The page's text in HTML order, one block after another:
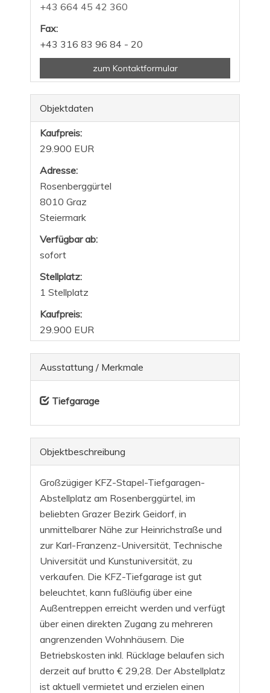
+43 664 45 42 360
Fax:
+43 316 83 96 84 - 20
zum Kontaktformular
Objektdaten
Kaufpreis:
29.900 EUR
Adresse:
Rosenberggürtel
8010 Graz
Steiermark
Verfügbar ab:
sofort
Stellplatz:
1 Stellplatz
Kaufpreis:
29.900 EUR
Ausstattung / Merkmale
Tiefgarage
Objekt­beschreibung
Großzügiger KFZ-Stapel-Tiefgaragen-
Abstellplatz am Rosenberggürtel, im
beliebten Grazer Bezirk Geidorf, in
unmittelbarer Nähe zur Heinrichstraße und
zur Karl-Franzenz-Universität, Technische
Universität und Kunstuniversität, zu
verkaufen. Die KFZ-Tiefgarage ist gut
beleuchtet, kann fußläufig über eine
Außentreppen erreicht werden und verfügt
über einen direkten Zugang zu mehreren
angrenzenden Wohnhäusern. Die
Betriebskosten inkl. Rücklage belaufen sich
derzeit auf brutto € 29,28. Der Abstellplatz
ist aktuell vermietet und erzielen einen